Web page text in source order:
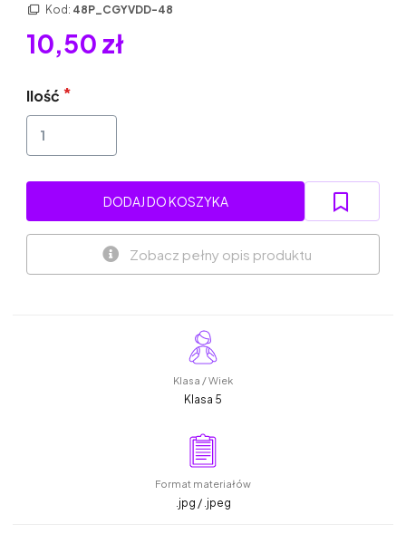
Kod: 48P_CGYVDD-48
10,50 zł
Ilość
DODAJ DO KOSZYKA
Zobacz pełny opis produktu
Klasa / Wiek
Klasa 5
Format materiałów
.jpg / .jpeg